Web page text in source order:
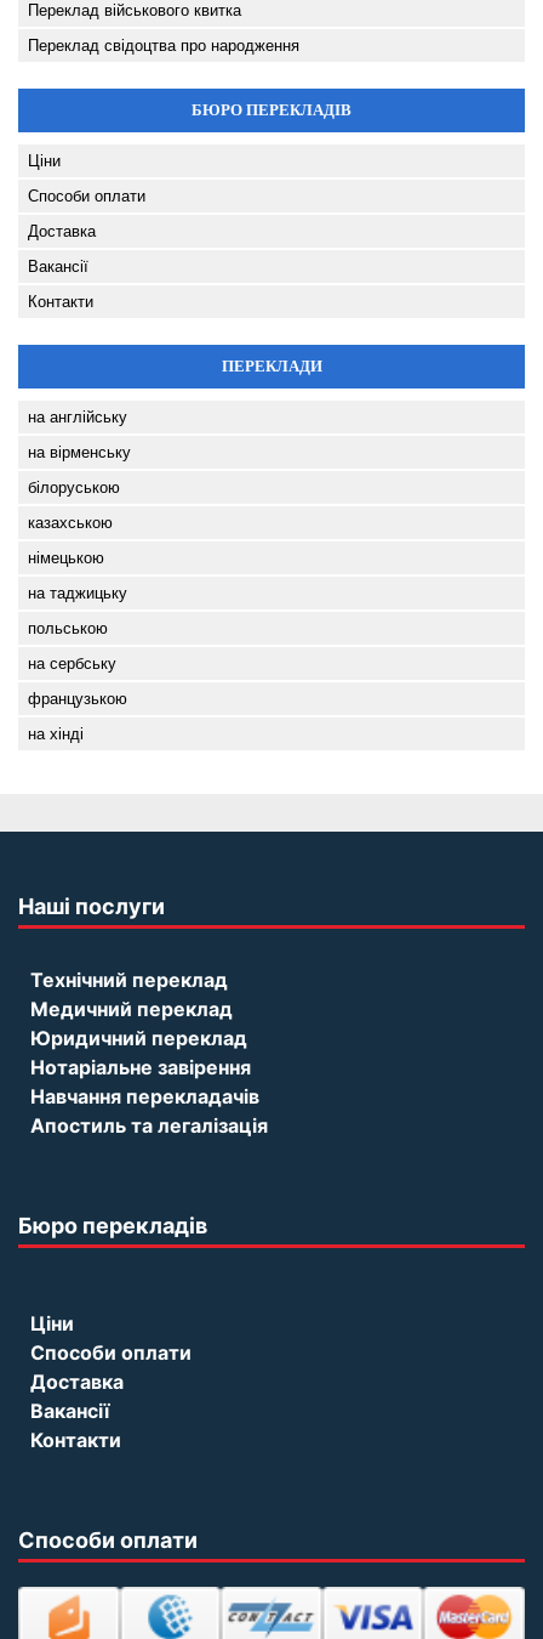
Переклад військового квитка
Переклад свідоцтва про народження
БЮРО ПЕРЕКЛАДІВ
Ціни
Способи оплати
Доставка
Вакансії
Контакти
ПЕРЕКЛАДИ
на англійську
на вірменську
білоруською
казахською
німецькою
на таджицьку
польською
на сербську
французькою
на хінді
Наші послуги
Технічний переклад
Медичний переклад
Юридичний переклад
Нотаріальне завірення
Навчання перекладачів
Апостиль та легалізація
Бюро перекладів
Ціни
Способи оплати
Доставка
Вакансії
Контакти
Способи оплати